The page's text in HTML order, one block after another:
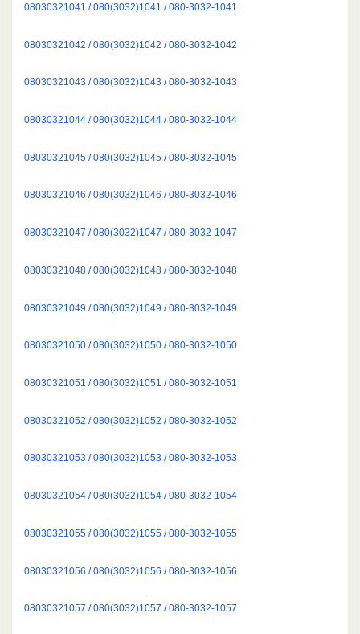
08030321041 / 080(3032)1041 / 080-3032-1041
08030321042 / 080(3032)1042 / 080-3032-1042
08030321043 / 080(3032)1043 / 080-3032-1043
08030321044 / 080(3032)1044 / 080-3032-1044
08030321045 / 080(3032)1045 / 080-3032-1045
08030321046 / 080(3032)1046 / 080-3032-1046
08030321047 / 080(3032)1047 / 080-3032-1047
08030321048 / 080(3032)1048 / 080-3032-1048
08030321049 / 080(3032)1049 / 080-3032-1049
08030321050 / 080(3032)1050 / 080-3032-1050
08030321051 / 080(3032)1051 / 080-3032-1051
08030321052 / 080(3032)1052 / 080-3032-1052
08030321053 / 080(3032)1053 / 080-3032-1053
08030321054 / 080(3032)1054 / 080-3032-1054
08030321055 / 080(3032)1055 / 080-3032-1055
08030321056 / 080(3032)1056 / 080-3032-1056
08030321057 / 080(3032)1057 / 080-3032-1057